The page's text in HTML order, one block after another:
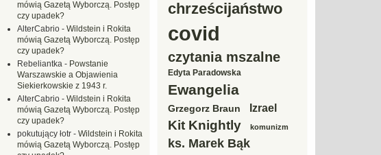
chrześcijaństwo
covid
czytania mszalne
Edyta Paradowska
Ewangelia
Grzegorz Braun Izrael
Kit Knightly komunizm
ks. Marek Bąk
mówią Gazetą Wyborczą. Postęp
czy upadek?
AlterCabrio - Wildstein i Rokita
mówią Gazetą Wyborczą. Postęp
czy upadek?
Rebeliantka - Powstanie
Warszawskie a Objawienia
Siekierkowskie z 1943 r.
AlterCabrio - Wildstein i Rokita
mówią Gazetą Wyborczą. Postęp
czy upadek?
pokutujący łotr - Wildstein i Rokita
mówią Gazetą Wyborczą. Postęp